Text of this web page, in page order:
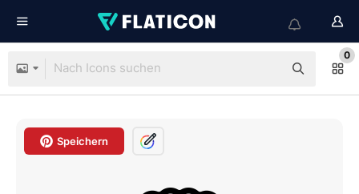
0
Speichern